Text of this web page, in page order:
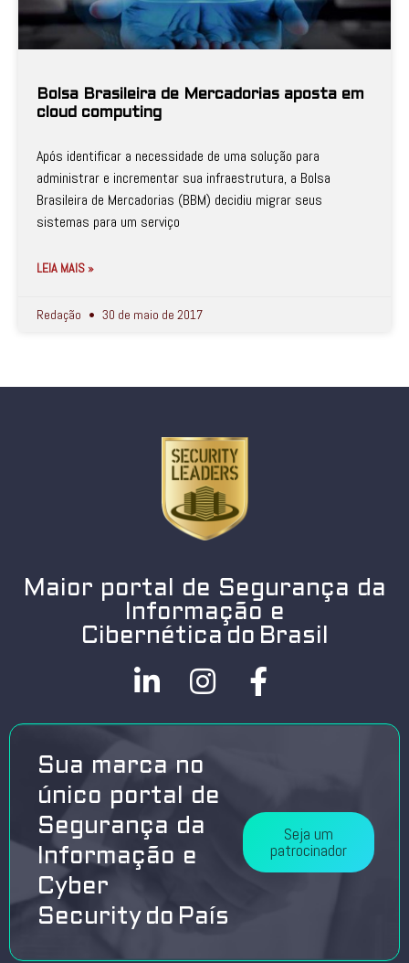
Bolsa Brasileira de Mercadorias aposta em
cloud computing
Após identificar a necessidade de uma solução para
administrar e incrementar sua infraestrutura, a Bolsa
Brasileira de Mercadorias (BBM) decidiu migrar seus
sistemas para um serviço
LEIA MAIS »
Redação 30 de maio de 2017
Maior portal de Segurança da
Informação e
Cibernética do Brasil
Sua marca no
único portal de
Segurança da
Informação e
Cyber
Security do País
Seja um
patrocinador